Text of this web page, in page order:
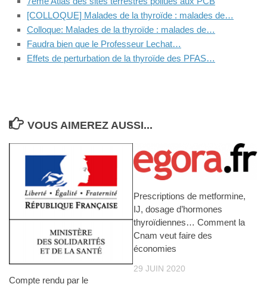
[COLLOQUE] Malades de la thyroïde : malades de…
Colloque: Malades de la thyroïde : malades de…
Faudra bien que le Professeur Lechat…
Effets de perturbation de la thyroïde des PFAS…
VOUS AIMEREZ AUSSI...
Compte rendu par le
Prescriptions de metformine,
IJ, dosage d’hormones
thyroïdiennes… Comment la
Cnam veut faire des
économies
29 JUIN 2020